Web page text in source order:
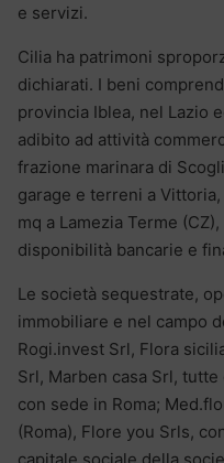
e servizi.
Cilia ha patrimoni
dichiarati. I beni
provincia Iblea, nel Lazio
adibito ad attività
frazione marinara di
garage e terreni a
mq a Lamezia Terme
disponibilità bancarie e
Le società sequestrate,
immobiliare e nel campo
Rogi.invest Srl, Flora
Srl, Marben casa Srl,
con sede in Roma;
(Roma), Flore you Srls,